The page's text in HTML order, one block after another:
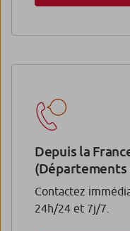
Depuis la
(Départements
Contactez
24h/24 et 7j/7.